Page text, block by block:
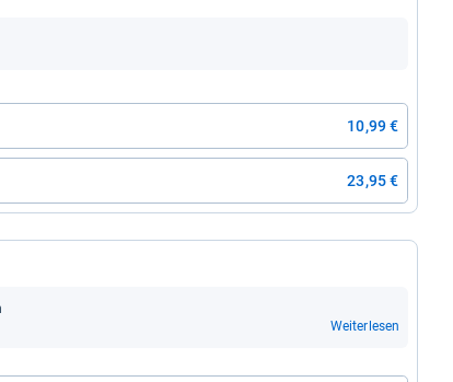
10,99 €
23,95 €
Weiterlesen